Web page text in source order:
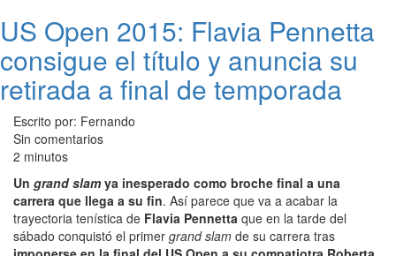
US Open 2015: Flavia Pennetta
consigue el título y anuncia su
retirada a final de temporada
Escrito por: Fernando
Sin comentarios
2 minutos
Un grand slamya inesperado como broche final a una
carrera que llega a su fin. Así parece que va a acabar la
trayectoria tenística de Flavia Pennetta que en la tarde del
sábado conquistó el primer grand slam de su carrera tras